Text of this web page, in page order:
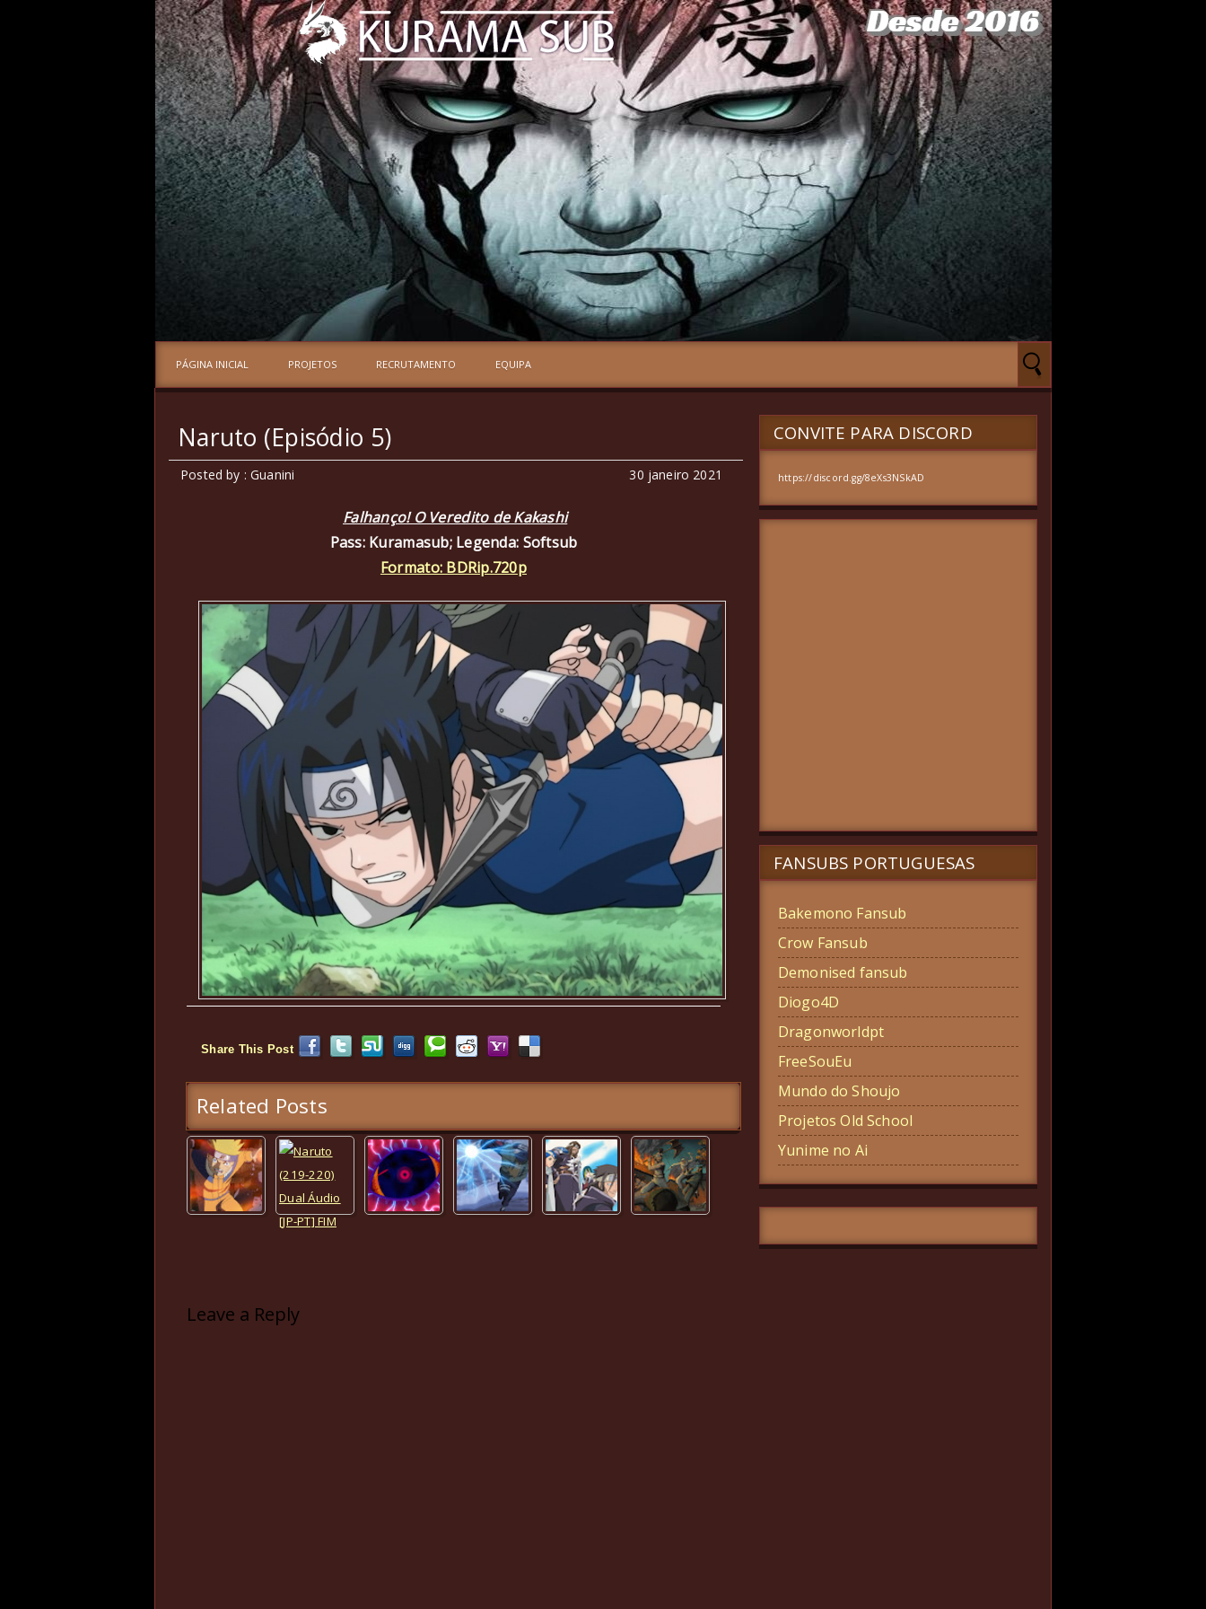
PÁGINA INICIAL PROJETOS RECRUTAMENTO EQUIPA
Naruto (Episódio 5)
Posted by : Guanini 30 janeiro 2021
Falhanço! O Veredito de Kakashi
Pass: Kuramasub; Legenda: Softsub
Formato: BDRip.720p
Share This Post
Related Posts
Leave a Reply
CONVITE PARA DISCORD
https://discord.gg/8eXs3NSkAD
FANSUBS PORTUGUESAS
Bakemono Fansub
Crow Fansub
Demonised fansub
Diogo4D
Dragonworldpt
FreeSouEu
Mundo do Shoujo
Projetos Old School
Yunime no Ai